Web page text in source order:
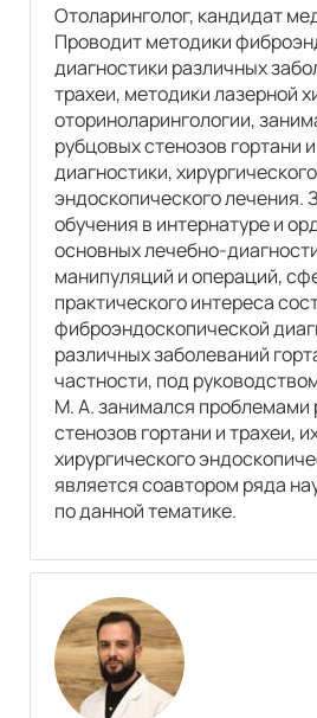
Отоларинголог, кандидат
Проводит методики
диагностики различных
трахеи, методики лазерной
оториноларингологии,
рубцовых стенозов гортани
диагностики, хирургического
эндоскопического лечения.
обучения в интернатуре и
основных лечебно-
манипуляций и операций,
практического интереса
фиброэндоскопической
различных заболеваний
частности, под
М. А. занимался проблемами
стенозов гортани и трахеи,
хирургического
является соавтором ряда
по данной тематике.